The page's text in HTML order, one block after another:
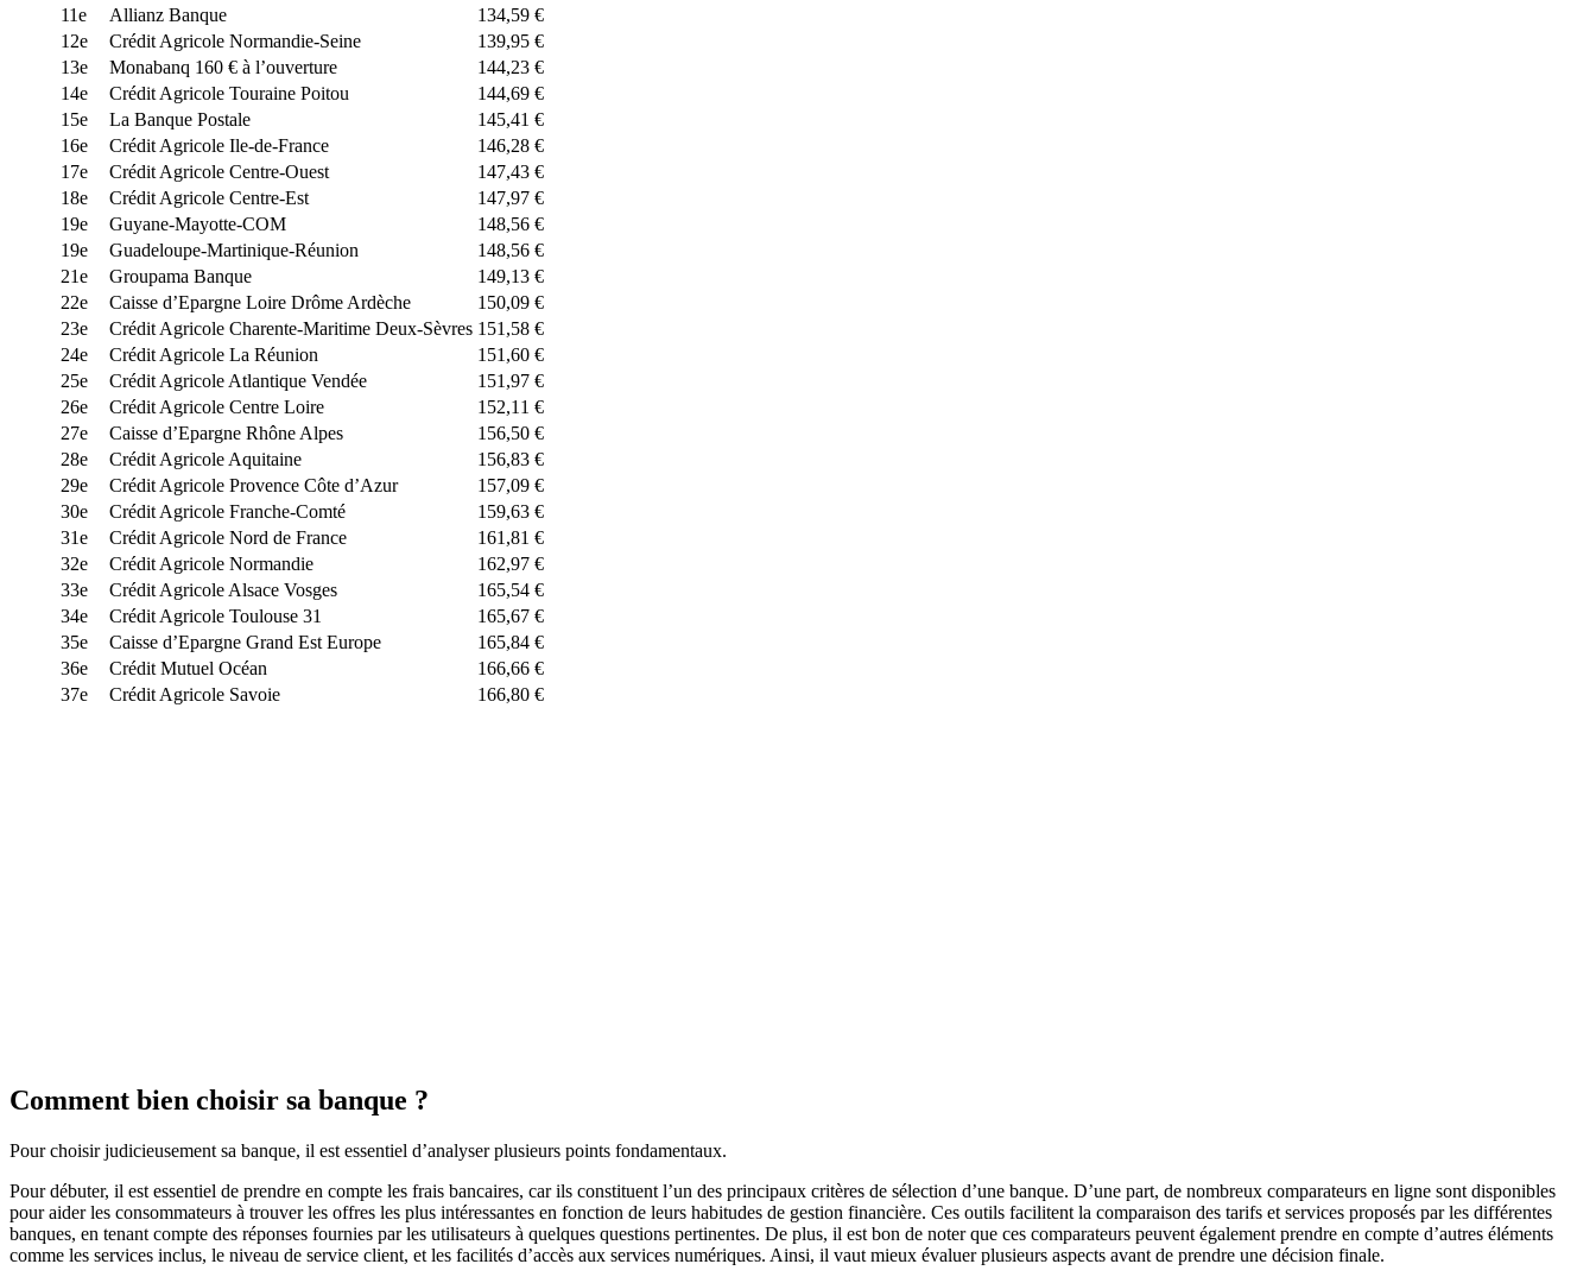
11e
Allianz Banque
134,59 €
12e
Crédit Agricole Normandie-Seine
139,95 €
13e
Monabanq 160 € à l’ouverture
144,23 €
14e
Crédit Agricole Touraine Poitou
144,69 €
15e
La Banque Postale
145,41 €
16e
Crédit Agricole Ile-de-France
146,28 €
17e
Crédit Agricole Centre-Ouest
147,43 €
18e
Crédit Agricole Centre-Est
147,97 €
19e
Guyane-Mayotte-COM
148,56 €
19e
Guadeloupe-Martinique-Réunion
148,56 €
21e
Groupama Banque
149,13 €
22e
Caisse d’Epargne Loire Drôme Ardèche
150,09 €
23e
Crédit Agricole Charente-Maritime Deux-Sèvres 151,58 €
24e
Crédit Agricole La Réunion
151,60 €
25e
Crédit Agricole Atlantique Vendée
151,97 €
26e
Crédit Agricole Centre Loire
152,11 €
27e
Caisse d’Epargne Rhône Alpes
156,50 €
28e
Crédit Agricole Aquitaine
156,83 €
29e
Crédit Agricole Provence Côte d’Azur
157,09 €
30e
Crédit Agricole Franche-Comté
159,63 €
31e
Crédit Agricole Nord de France
161,81 €
32e
Crédit Agricole Normandie
162,97 €
33e
Crédit Agricole Alsace Vosges
165,54 €
34e
Crédit Agricole Toulouse 31
165,67 €
35e
Caisse d’Epargne Grand Est Europe
165,84 €
36e
Crédit Mutuel Océan
166,66 €
37e
Crédit Agricole Savoie 166,80 €
Comment bien choisir sa banque ?
Pour choisir judicieusement sa banque, il est essentiel d’analyser plusieurs points fondamentaux.
Pour débuter, il est essentiel de prendre en compte les frais bancaires, car ils constituent l’un des principaux critères de sélection d’une banque. D’une part, de nombreux comparateurs en ligne sont disponibles
pour aider les consommateurs à trouver les offres les plus intéressantes en fonction de leurs habitudes de gestion financière. Ces outils facilitent la comparaison des tarifs et services proposés par les différentes
banques, en tenant compte des réponses fournies par les utilisateurs à quelques questions pertinentes. De plus, il est bon de noter que ces comparateurs peuvent également prendre en compte d’autres éléments
comme les services inclus, le niveau de service client, et les facilités d’accès aux services numériques. Ainsi, il vaut mieux évaluer plusieurs aspects avant de prendre une décision finale.